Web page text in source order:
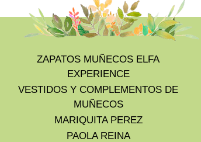
ZAPATOS MUÑECOS ELFA
EXPERIENCE
VESTIDOS Y COMPLEMENTOS DE
MUÑECOS
MARIQUITA PEREZ
PAOLA REINA